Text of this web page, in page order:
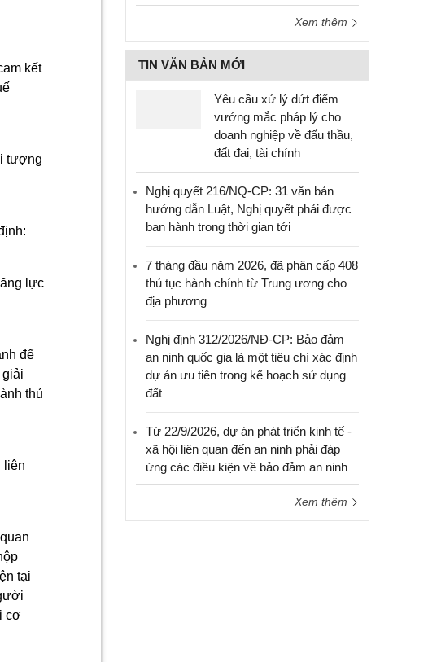
kết
tượng
lực
để
giải
thủ
liên
tại
cơ
Xem thêm
TIN VĂN BẢN MỚI
Yêu cầu xử lý dứt điểm
vướng mắc pháp lý cho
doanh nghiệp về đấu thầu,
đất đai, tài chính
Nghị quyết 216/NQ-CP: 31 văn bản
hướng dẫn Luật, Nghị quyết phải được
ban hành trong thời gian tới
7 tháng đầu năm 2026, đã phân cấp 408
thủ tục hành chính từ Trung ương cho
địa phương
Nghị định 312/2026/NĐ-CP: Bảo đảm
an ninh quốc gia là một tiêu chí xác định
dự án ưu tiên trong kế hoạch sử dụng
đất
Từ 22/9/2026, dự án phát triển kinh tế -
xã hội liên quan đến an ninh phải đáp
ứng các điều kiện về bảo đảm an ninh
Xem thêm